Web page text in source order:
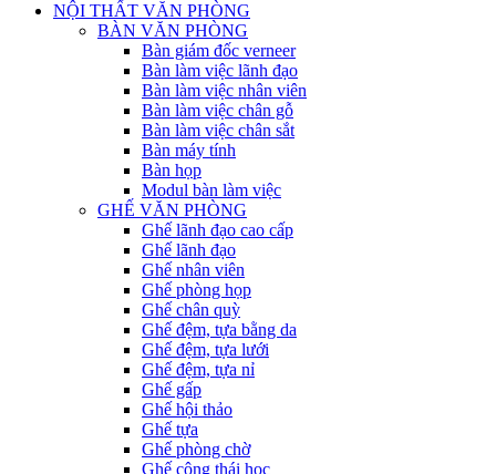
NỘI THẤT VĂN PHÒNG
BÀN VĂN PHÒNG
Bàn giám đốc verneer
Bàn làm việc lãnh đạo
Bàn làm việc nhân viên
Bàn làm việc chân gỗ
Bàn làm việc chân sắt
Bàn máy tính
Bàn họp
Modul bàn làm việc
GHẾ VĂN PHÒNG
Ghế lãnh đạo cao cấp
Ghế lãnh đạo
Ghế nhân viên
Ghế phòng họp
Ghế chân quỳ
Ghế đệm, tựa bằng da
Ghế đệm, tựa lưới
Ghế đệm, tựa nỉ
Ghế gấp
Ghế hội thảo
Ghế tựa
Ghế phòng chờ
Ghế công thái học